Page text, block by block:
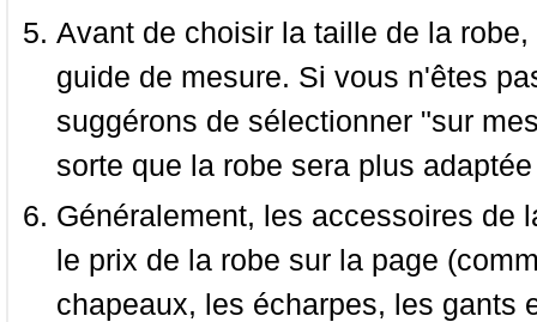
Avant de choisir la taille de la
guide de mesure. Si vous n'êtes
suggérons de sélectionner "sur
sorte que la robe sera plus
Généralement, les accessoires de
le prix de la robe sur la page
chapeaux, les écharpes, les gants